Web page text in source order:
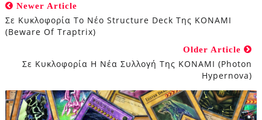
Newer Article
Σε Κυκλοφορία Τo Νέo Structure Deck Της ΚΟΝΑΜΙ
(Beware Of Traptrix)
Older Article
Σε Κυκλοφορία Η Νέα Συλλογή Της ΚΟΝΑΜΙ (Photon
Hypernova)